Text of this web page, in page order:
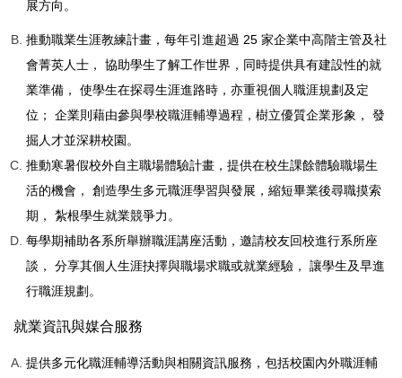
展方向。
推動職業生涯教練計畫，每年引進超過 25 家企業中高階主管及社
會菁英人士， 協助學生了解工作世界，同時提供具有建設性的就
業準備， 使學生在探尋生涯進路時，亦重視個人職涯規劃及定
位； 企業則藉由參與學校職涯輔導過程，樹立優質企業形象， 發
掘人才並深耕校園。
推動寒暑假校外自主職場體驗計畫，提供在校生課餘體驗職場生
活的機會， 創造學生多元職涯學習與發展，縮短畢業後尋職摸索
期， 紮根學生就業競爭力。
每學期補助各系所舉辦職涯講座活動，邀請校友回校進行系所座
談， 分享其個人生涯抉擇與職場求職或就業經驗， 讓學生及早進
行職涯規劃。
就業資訊與媒合服務
提供多元化職涯輔導活動與相關資訊服務，包括校園內外職涯輔